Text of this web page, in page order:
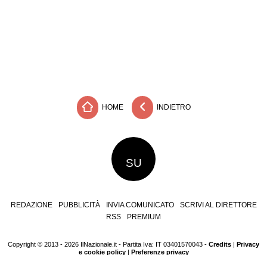
HOME INDIETRO
SU
REDAZIONE PUBBLICITÀ INVIA COMUNICATO
SCRIVI AL DIRETTORE
RSS
PREMIUM
Copyright © 2013 - 2026 IlNazionale.it - Partita Iva: IT 03401570043 - Credits | Privacy
e cookie policy| Preferenze privacy